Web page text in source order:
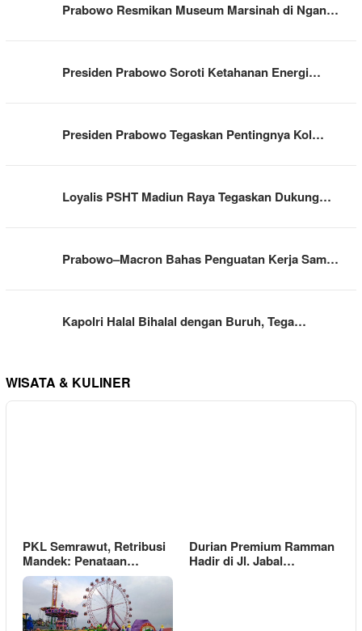
Prabowo Resmikan Museum Marsinah di Ngan…
Presiden Prabowo Soroti Ketahanan Energi…
Presiden Prabowo Tegaskan Pentingnya Kol…
Loyalis PSHT Madiun Raya Tegaskan Dukung…
Prabowo–Macron Bahas Penguatan Kerja Sam…
Kapolri Halal Bihalal dengan Buruh, Tega…
WISATA & KULINER
PKL Semrawut, Retribusi
Mandek: Penataan…
Durian Premium Ramman
Hadir di Jl. Jabal…